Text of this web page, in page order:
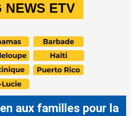
NEWS ETV
aux familles pour la